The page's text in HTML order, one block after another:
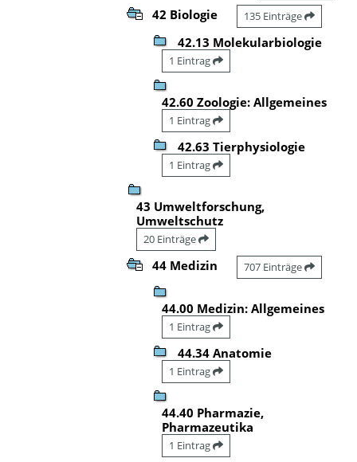
42 Biologie 135 Einträge
42.13 Molekularbiologie
1 Eintrag
42.60 Zoologie: Allgemeines
1 Eintrag
42.63 Tierphysiologie
1 Eintrag
43 Umweltforschung,
Umweltschutz
20 Einträge
44 Medizin 707 Einträge
44.00 Medizin: Allgemeines
1 Eintrag
44.34 Anatomie
1 Eintrag
44.40 Pharmazie,
Pharmazeutika
1 Eintrag